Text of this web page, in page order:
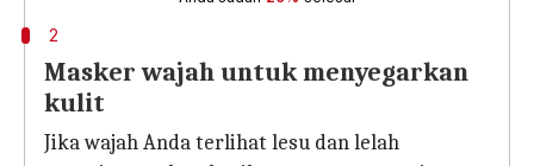
2
Masker wajah untuk menyegarkan
kulit
Jika wajah Anda terlihat lesu dan lelah